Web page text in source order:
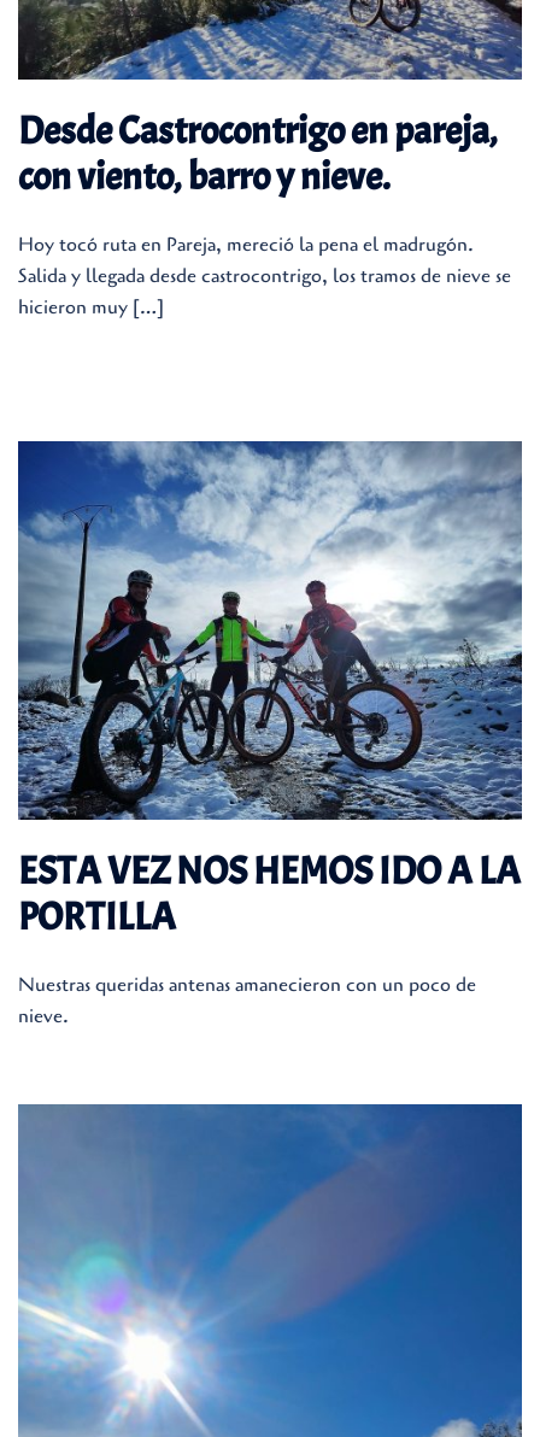
Desde Castrocontrigo en pareja,
con viento, barro y nieve.
Hoy tocó ruta en Pareja, mereció la pena el madrugón.
Salida y llegada desde castrocontrigo, los tramos de nieve se
hicieron muy […]
ESTA VEZ NOS HEMOS IDO A LA
PORTILLA
Nuestras queridas antenas amanecieron con un poco de
nieve.